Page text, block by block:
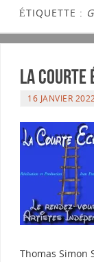
ÉTIQUETTE :
La courte
16 JANVIER 2022
Thomas Simon